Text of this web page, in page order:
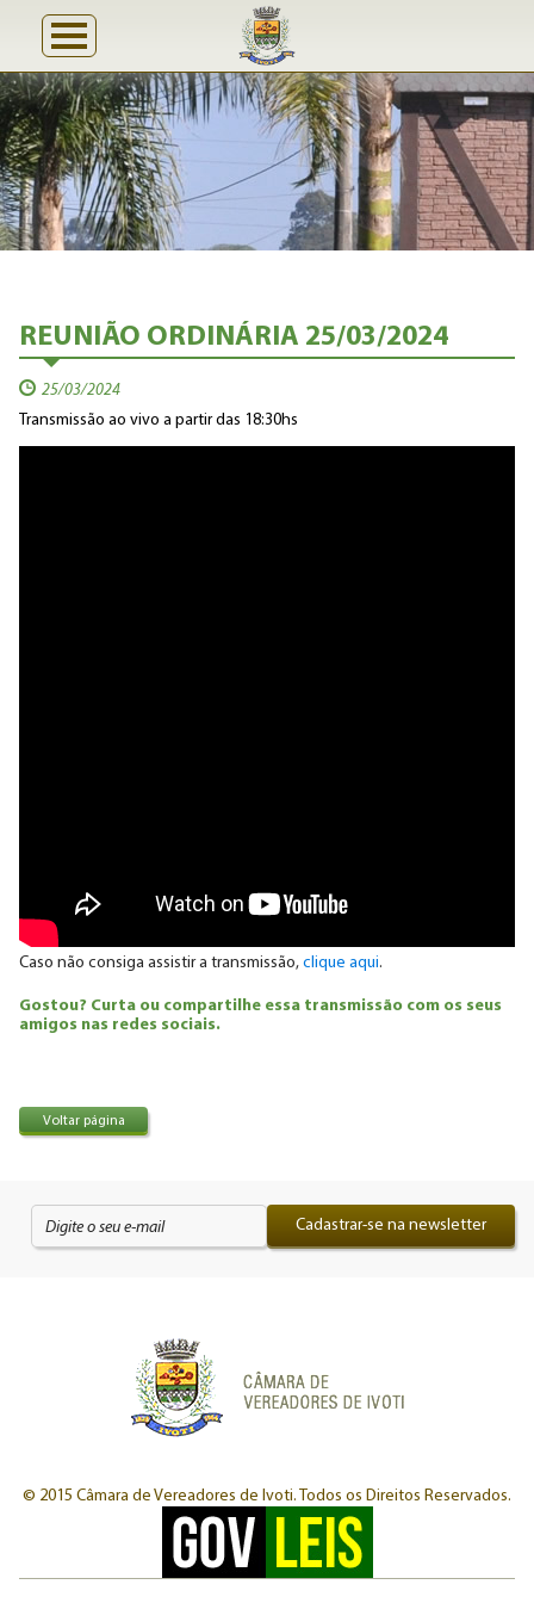
REUNIÃO ORDINÁRIA 25/03/2024
25/03/2024
Transmissão ao vivo a partir das 18:30hs
Caso não consiga assistir a transmissão, clique aqui.
Gostou? Curta ou compartilhe essa transmissão com os seus
amigos nas redes sociais.
Voltar página
Cadastrar-se na newsletter
© 2015 Câmara de Vereadores de Ivoti. Todos os Direitos Reservados.